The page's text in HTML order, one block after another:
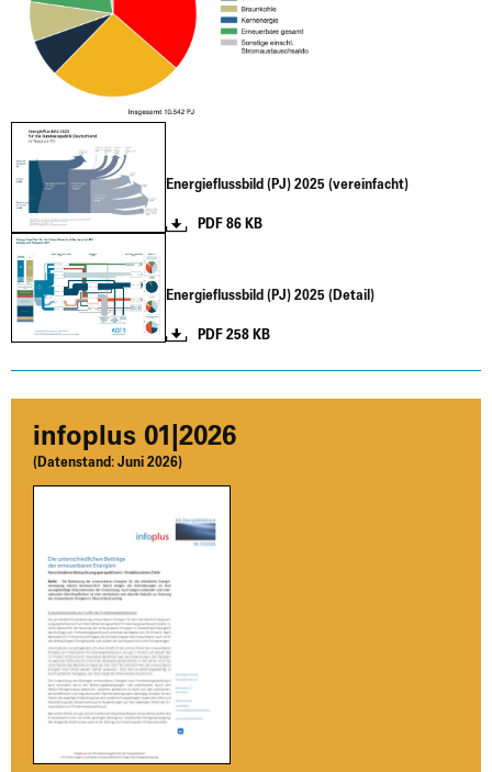
Ener­gie­fluss­bild (PJ) 2025 (ver­ein­facht)
PDF 86 KB
Ener­gie­fluss­bild (PJ) 2025 (Detail)
PDF 258 KB
info­plus 01|2026
(Daten­stand: Juni 2026)